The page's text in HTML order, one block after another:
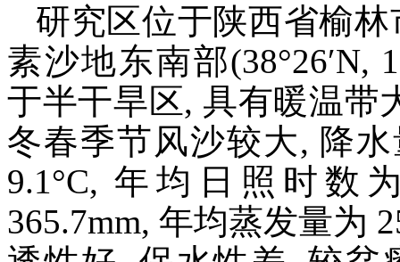
研究区位于陕西省榆
素沙地东南部(38°26′N,
于半干旱区, 具有暖温带
冬春季节风沙较大, 降
9.1°C, 年均日照时数
365.7mm, 年均蒸发量为